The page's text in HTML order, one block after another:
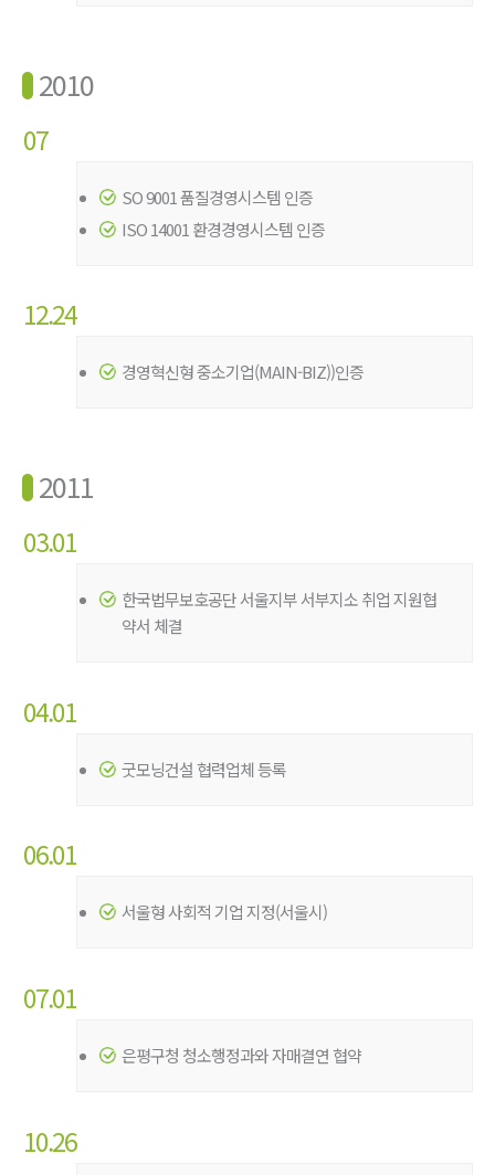
2010
07
SO 9001 품질경영시스템 인증
ISO 14001 환경경영시스템 인증
12.24
경영혁신형 중소기업(MAIN-BIZ))인증
2011
03.01
한국법무보호공단 서울지부 서부지소 취업 지원협
약서 체결
04.01
굿모닝건설 협력업체 등록
06.01
서울형 사회적 기업 지정(서울시)
07.01
은평구청 청소행정과와 자매결연 협약
10.26